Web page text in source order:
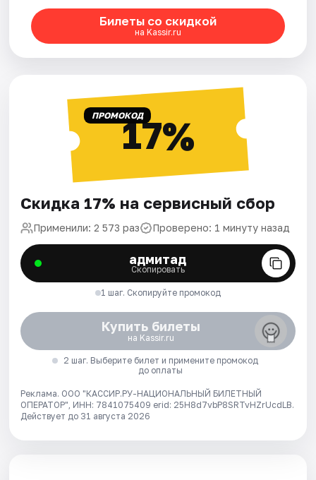
Билеты со скидкой
на Kassir.ru
ПРОМОКОД17%
Скидка 17% на сервисный сбор
Применили: 2 573 раз Проверено: 1 минуту назад
адмитад
Скопировать
1 шаг. Скопируйте промокод
Купить билеты
на Kassir.ru
2 шаг. Выберите билет и примените промокод
до оплаты
Реклама. ООО "КАССИР.РУ-НАЦИОНАЛЬНЫЙ БИЛЕТНЫЙ
ОПЕРАТОР", ИНН: 7841075409 erid: 25H8d7vbP8SRTvHZrUcdLB.
Действует до 31 августа 2026